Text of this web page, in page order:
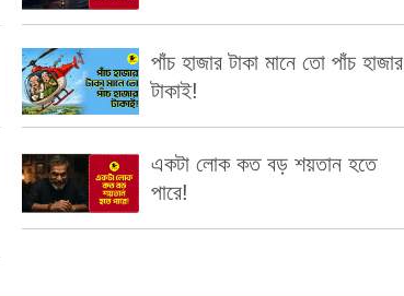
পাঁচ হাজার টাকা মানে তো পাঁচ হাজার
টাকাই!
একটা লোক কত বড় শয়তান হতে
পারে!